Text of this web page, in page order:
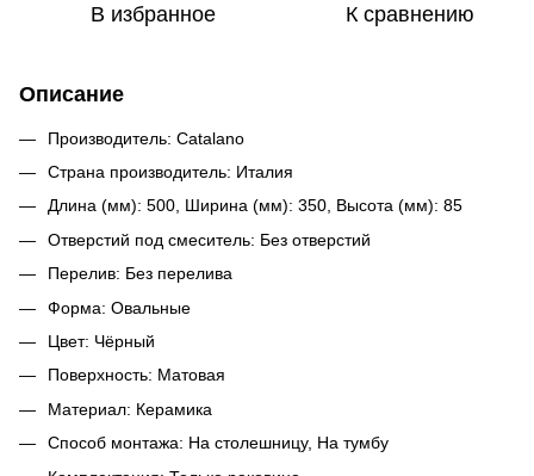
В избранное К сравнению
Описание
Производитель: Catalano
Cтрана производитель: Италия
Длина (мм): 500, Ширина (мм): 350, Высота (мм): 85
Отверстий под смеситель: Без отверстий
Перелив: Без перелива
Форма: Овальные
Цвет: Чёрный
Поверхность: Матовая
Материал: Керамика
Cпособ монтажа: На столешницу, На тумбу